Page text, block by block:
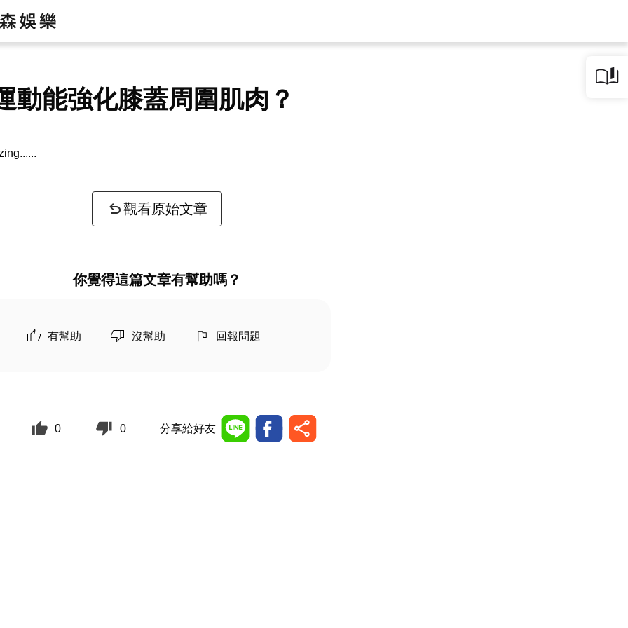
動能強化膝蓋周圍肌肉？
觀看原始文章
你覺得這篇文章有幫助嗎？
有幫助 沒幫助 回報問題
0 0 分享給好友